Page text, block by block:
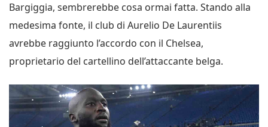
Bargiggia, sembrerebbe cosa ormai fatta. Stando alla
medesima fonte, il club di Aurelio De Laurentiis
avrebbe raggiunto l’accordo con il Chelsea,
proprietario del cartellino dell’attaccante belga.